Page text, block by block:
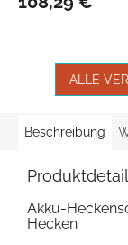
ALLE
Beschreibung
Akku-
Hecken